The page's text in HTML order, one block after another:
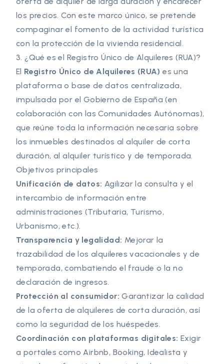
los precios. Con este marco único, se pretende
compaginar el fomento de la actividad turística
con la protección de la vivienda residencial.
3. ¿Qué es el Registro Único de Alquileres (RUA)?
El Registro Único de Alquileres (RUA) es una
plataforma o base de datos centralizada,
impulsada por el Gobierno de España (en
colaboración con las Comunidades Autónomas),
que reúne toda la información necesaria sobre
los inmuebles destinados al alquiler de corta
duración, al alquiler turístico y de temporada.
Objetivos principales
Unificación de datos: Agilizar la consulta y el
intercambio de información entre
administraciones (Tributaria, Turismo,
Urbanismo, etc.).
Transparencia y legalidad: Mejorar la
trazabilidad de los alquileres vacacionales y de
temporada, combatiendo el fraude o la no
declaración de ingresos.
Protección al consumidor: Garantizar la calidad
de la oferta de alquileres de corta duración, así
como la seguridad de los huéspedes.
Coordinación con plataformas digitales: Exigir
a portales como Airbnb, Booking, Idealista y